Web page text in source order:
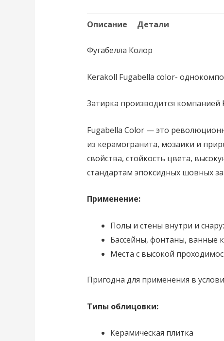
Описание Детали
Фугабелла Колор
Kerakoll Fugabella color-
Затирка производится компанией
Fugabella Color — это
из керамогранита, мозаики и
свойства, стойкость цвета,
стандартам эпоксидных шовных
Применение:
Полы и стены внутри и
Бассейны, фонтаны, ванные
Места с высокой
Пригодна для применения в
Типы облицовки:
Керамическая плитка